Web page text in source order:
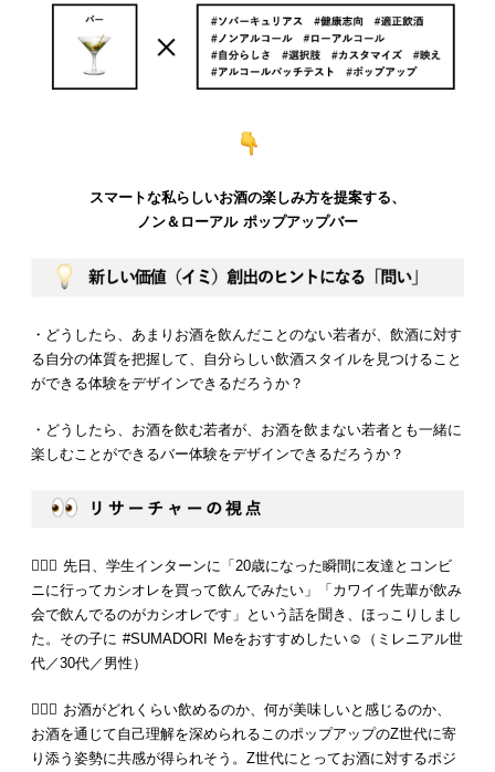
スマートな私らしいお酒の楽しみ方を提案する、
ノン＆ローアル ポップアップバー
・どうしたら、あまりお酒を飲んだことのない若者が、飲酒に対す
る自分の体質を把握して、自分らしい飲酒スタイルを見つけること
ができる体験をデザインできるだろうか？
・どうしたら、お酒を飲む若者が、お酒を飲まない若者とも一緒に
楽しむことができるバー体験をデザインできるだろうか？
💁🏻‍♂️ 先日、学生インターンに「20歳になった瞬間に友達とコンビ
ニに行ってカシオレを買って飲んでみたい」「カワイイ先輩が飲み
会で飲んでるのがカシオレです」という話を聞き、ほっこりしまし
た。その子に #SUMADORI Meをおすすめしたい☺️（ミレニアル世
代／30代／男性）
💁🏻‍♀️ お酒がどれくらい飲めるのか、何が美味しいと感じるのか、
お酒を通じて自己理解を深められるこのポップアップのZ世代に寄
り添う姿勢に共感が得られそう。Z世代にとってお酒に対するポジ